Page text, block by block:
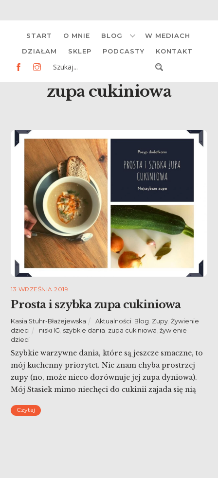
content
START O MNIE BLOG W MEDIACH
DZIAŁAM SKLEP PODCASTY KONTAKT
zupa cukiniowa
13 WRZEŚNIA 2019
Prosta i szybka zupa cukiniowa
Kasia Stuhr-Błażejewska Aktualności Blog Zupy ,Żywienie
dzieci
niski IG szybkie dania zupa cukiniowa ,żywienie
dzieci
Szybkie warzywne dania, które są jeszcze smaczne, to
mój kuchenny priorytet. Nie znam chyba prostrzej
zupy (no, może nieco dorównuje jej zupa dyniowa).
Mój Stasiek mimo niechęci do cukinii zajada się nią
cukiniowa.
Czytaj